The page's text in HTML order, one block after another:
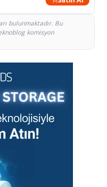
bulunmaktadır. Bu
komisyon